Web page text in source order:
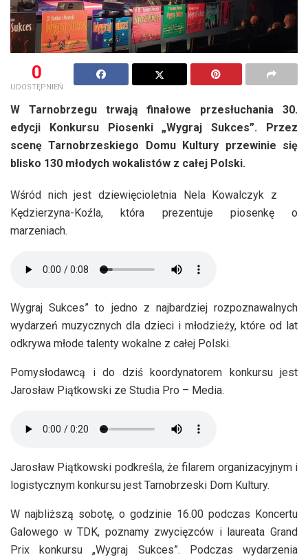
0
UDOSTĘPNIEŃ
W Tarnobrzegu trwają finałowe przesłuchania 30.
edycji Konkursu Piosenki „Wygraj Sukces”. Przez
scenę Tarnobrzeskiego Domu Kultury przewinie się
blisko 130 młodych wokalistów z całej Polski.
Wśród nich jest dziewięcioletnia Nela Kowalczyk z
Kędzierzyna-Koźla, która prezentuje piosenkę o
marzeniach.
Wygraj Sukces” to jedno z najbardziej rozpoznawalnych
wydarzeń muzycznych dla dzieci i młodzieży, które od lat
odkrywa młode talenty wokalne z całej Polski.
Pomysłodawcą i do dziś koordynatorem konkursu jest
Jarosław Piątkowski ze Studia Pro – Media.
Jarosław Piątkowski podkreśla, że filarem organizacyjnym i
logistycznym konkursu jest Tarnobrzeski Dom Kultury.
W najbliższą sobotę, o godzinie 16.00 podczas Koncertu
Galowego w TDK, poznamy zwycięzców i laureata Grand
Prix konkursu „Wygraj Sukces”. Podczas wydarzenia